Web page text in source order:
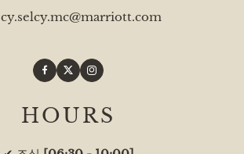
cy.selcy.mc@marriott.com
Facebook
TwitterInstagram
HOURS